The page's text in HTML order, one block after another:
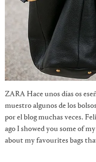
ZARA Hace unos días os
muestro algunos de los
por el blog muchas veces.
ago I showed you some of
about my favourites bags